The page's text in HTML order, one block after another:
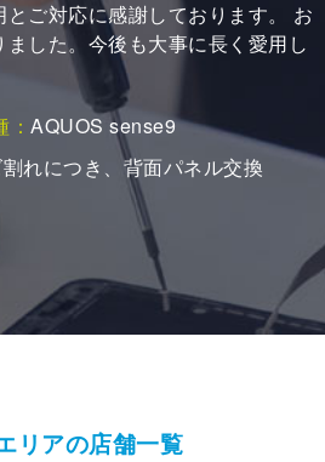
種：iPhone X
テリーの持ちが悪い
リアの店舗一覧